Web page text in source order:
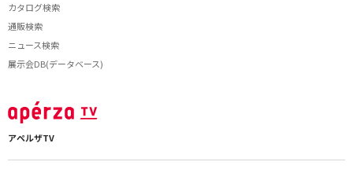
カタログ検索
通販検索
ニュース検索
展示会DB(データベース)
アペルザTV